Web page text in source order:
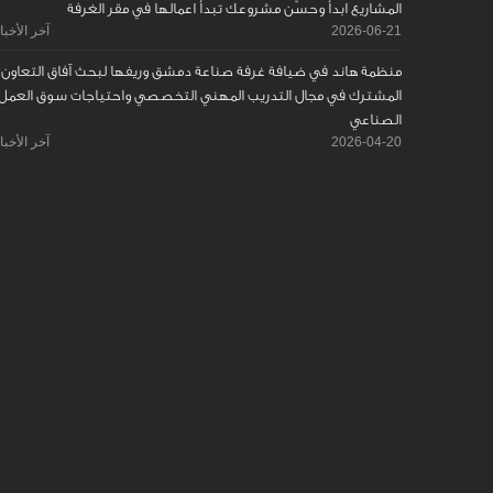
المشاريع ابدأ وحسّن مشروعك تبدأ اعمالها في مقر الغرفة
2026-06-21 آخر
منظمة هاند في ضيافة غرفة صناعة دمشق وريفها لبحث آفاق التعاون
المشترك في مجال التدريب المهني التخصصي واحتياجات سوق
الصناعي
2026-04-20 آخر